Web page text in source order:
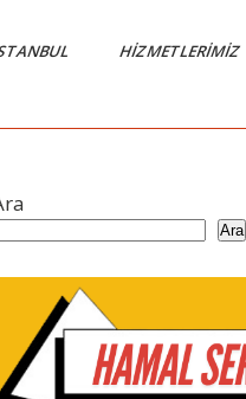
HIZMETLERIMIZ
Ara